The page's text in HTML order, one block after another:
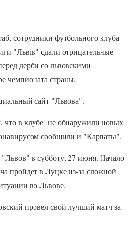
сотрудники футбольного клуба
"Львів" сдали отрицательные
дерби со львовскими
чемпионата страны.
сайт "Львова".
что в клубе не обнаружили новых
сообщили и "Карпаты".
в субботу, 27 июня. Начало
пройдет в Луцке из-за сложной
во Львове.
провел свой лучший матч за